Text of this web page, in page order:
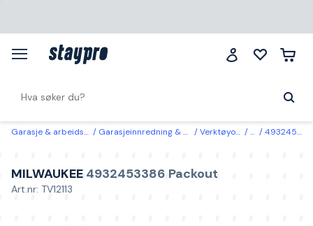
Garasje & arbeidsplass Garasjeinnredning & oppbevaring Verktøyoppbevaring Koffert4932453386 Packout Milwaukee Koffert
MILWAUKEE 4932453386 Packout
Art.nr: TV12113